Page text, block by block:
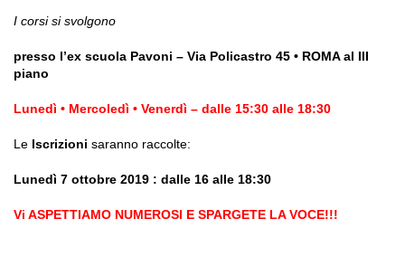
I corsi si svolgono
presso l’ex scuola Pavoni – Via Policastro 45 • ROMA al III
piano
Lunedì • Mercoledì • Venerdì – dalle 15:30 alle 18:30
Le Iscrizioni saranno raccolte:
Lunedì 7 ottobre 2019 : dalle 16 alle 18:30
Vi ASPETTIAMO NUMEROSI E SPARGETE LA VOCE!!!